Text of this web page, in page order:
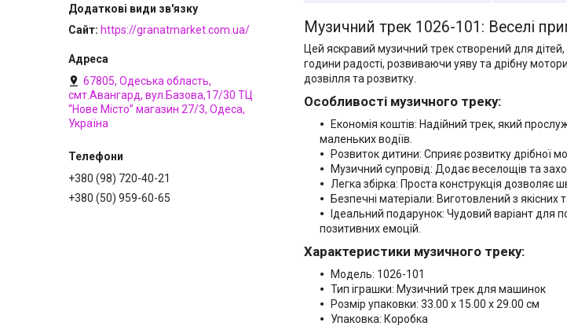
Музичний трек 1026-101: Веселі
Цей яскравий музичний трек створений для
години радості, розвиваючи уяву та дрібну
дозвілля та розвитку.
Особливості музичного треку:
Економія коштів: Надійний трек, який
маленьких водіїв.
Розвиток дитини: Сприяє розвитку дрібної
Музичний супровід: Додає веселощів та
Легка збірка: Проста конструкція дозволяє
Безпечні матеріали: Виготовлений з якісних
Ідеальний подарунок: Чудовий варіант для
позитивних емоцій.
Характеристики музичного треку:
Модель: 1026-101
Тип іграшки: Музичний трек для машинок
Розмір упаковки: 33.00 x 15.00 x 29.00 см
Упаковка: Коробка
Сайт https://granatmarket.com.ua/
67805, Одеська область,
смт.Авангард, вул.Базова,17/30 ТЦ
“Нове Місто” магазин 27/3, Одеса,
Україна
+380 (98) 720-40-21
+380 (50) 959-60-65